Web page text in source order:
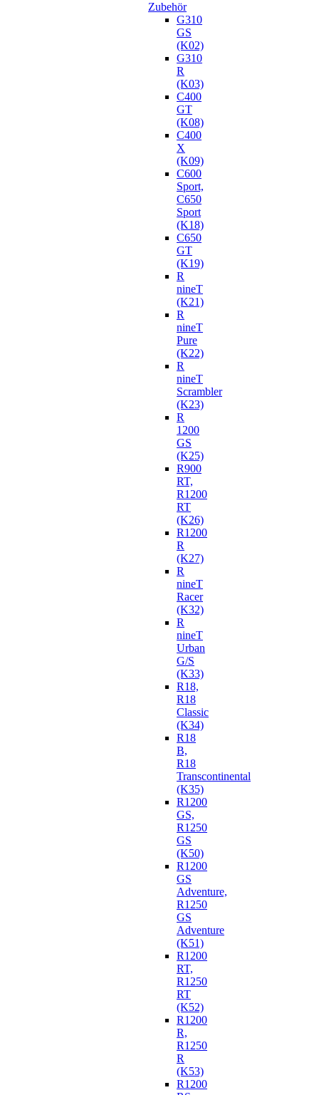
Zubehör
G310
GS
(K02)
G310
R
(K03)
C400
GT
(K08)
C400
X
(K09)
C600
Sport,
C650
Sport
(K18)
C650
GT
(K19)
R
nineT
(K21)
R
nineT
Pure
(K22)
R
nineT
Scrambler
(K23)
R
1200
GS
(K25)
R900
RT,
R1200
RT
(K26)
R1200
R
(K27)
R
nineT
Racer
(K32)
R
nineT
Urban
G/S
(K33)
R18,
R18
Classic
(K34)
R18
B,
R18
Transcontinental
(K35)
R1200
GS,
R1250
GS
(K50)
R1200
GS
Adventure,
R1250
GS
Adventure
(K51)
R1200
RT,
R1250
RT
(K52)
R1200
R,
R1250
R
(K53)
R1200